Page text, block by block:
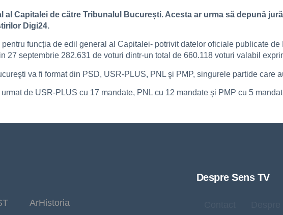
Capitalei de către Tribunalul București. Acesta ar urma să depună
Digi24.
funcția de edil general al Capitalei- potrivit datelor oficiale publicate
septembrie 282.631 de voturi dintr-un total de 660.118 voturi valabil
va fi format din PSD, USR-PLUS, PNL şi PMP, singurele partide care
de USR-PLUS cu 17 mandate, PNL cu 12 mandate şi PMP cu 5
ArHistoria
Despre Sens TV